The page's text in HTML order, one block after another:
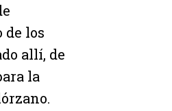
de los
allí, de
la